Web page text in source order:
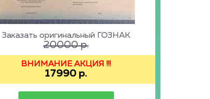
Заказать оригинальный ГОЗНАК
20000р.
ВНИМАНИЕ АКЦИЯ !!!
17990 р.